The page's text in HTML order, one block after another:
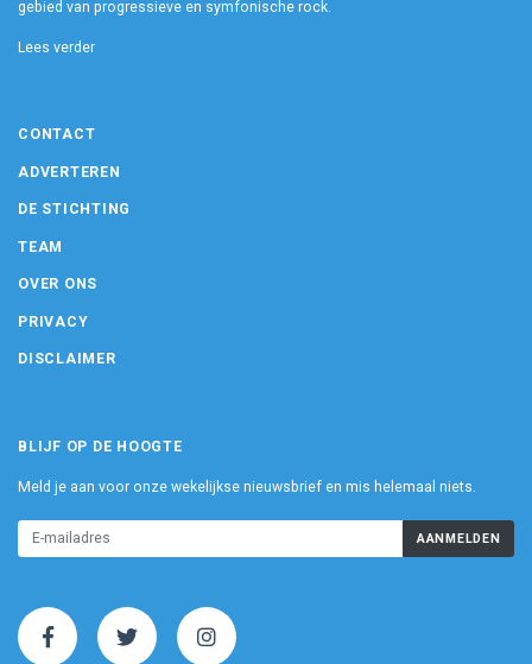
gebied van progressieve en symfonische rock.
Lees verder
CONTACT
ADVERTEREN
DE STICHTING
TEAM
OVER ONS
PRIVACY
DISCLAIMER
BLIJF OP DE HOOGTE
Meld je aan voor onze wekelijkse nieuwsbrief en mis helemaal niets.
AANMELDEN